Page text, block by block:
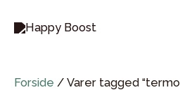
Forside / Varer tagged